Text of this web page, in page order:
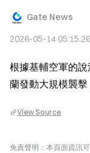
Gate News
2026-05-14 05:15:26
根據基輔空軍的
蘭發動大規模襲擊
View Source
免責聲明：本頁面資訊